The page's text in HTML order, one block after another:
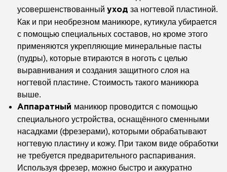
усовершенствованный уход за ногтевой пластиной.
Как и при необрезном маникюре, кутикула убирается
с помощью специальных составов, но кроме этого
применяются укрепляющие минеральные пасты
(пудры), которые втираются в ноготь с целью
выравнивания и создания защитного слоя на
ногтевой пластине. Стоимость такого маникюра
выше.
Аппаратный маникюр проводится с помощью
специального устройства, оснащённого сменными
насадками (фрезерами), которыми обрабатывают
ногтевую пластину и кожу. При таком виде обработки
не требуется предварительного распаривания.
Используя фрезер, можно быстро и аккуратно